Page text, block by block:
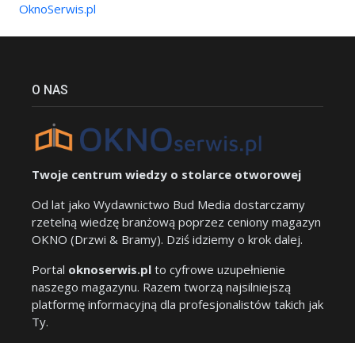
OknoSerwis.pl
O NAS
Twoje centrum wiedzy o stolarce otworowej
Od lat jako Wydawnictwo Bud Media dostarczamy
rzetelną wiedzę branżową poprzez ceniony magazyn
OKNO (Drzwi & Bramy). Dziś idziemy o krok dalej.
Portal oknoserwis.pl to cyfrowe uzupełnienie
naszego magazynu. Razem tworzą najsilniejszą
platformę informacyjną dla profesjonalistów takich jak
Ty.